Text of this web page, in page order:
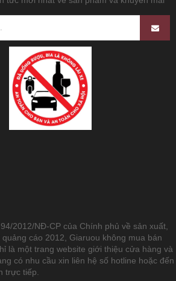
2012/NĐ-CP của Chính phủ về sản xuất,
cáo 2012, Giaruou không mua bán
là một trang website giới thiệu cửa hàng và
có nhu cầu xin liên hệ số hotline hoặc đến
trực tiếp.